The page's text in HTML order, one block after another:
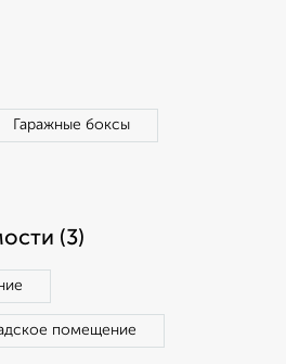
Гаражные боксы
(3)
помещение